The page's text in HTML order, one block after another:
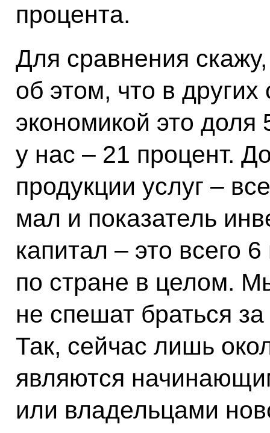
процента.
Для сравнения
об этом, что в других
экономикой это доля
у нас – 21 процент.
продукции услуг –
мал и показатель
капитал – это всего
по стране в целом.
не спешат браться
Так, сейчас лишь
являются
или владельцами